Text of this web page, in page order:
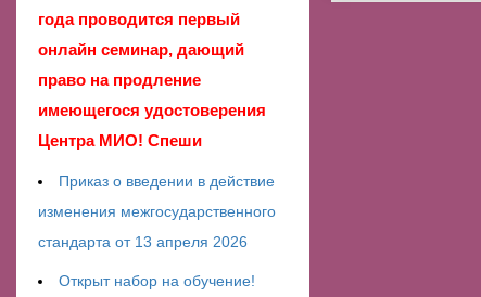
года проводится первый
онлайн семинар, дающий
право на продление
имеющегося удостоверения
Центра МИО! Спеши
Приказ о введении в действие
изменения межгосударственного
стандарта от 13 апреля 2026
Открыт набор на обучение!